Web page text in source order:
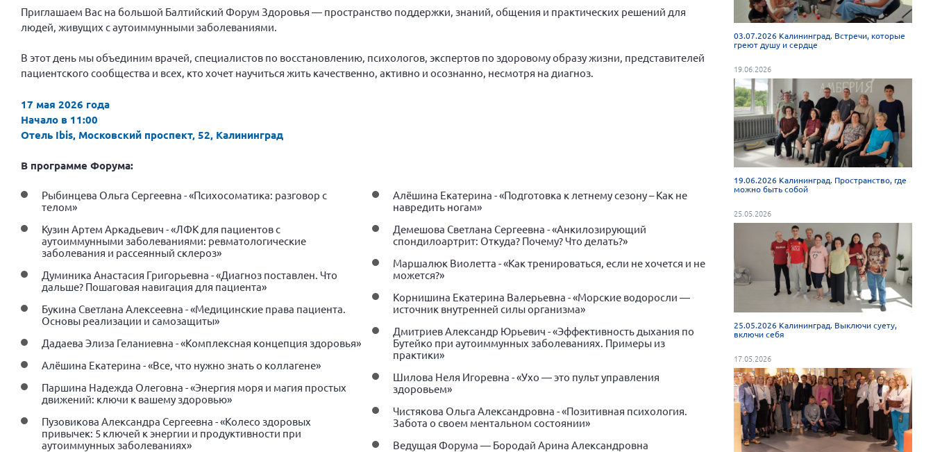
Приглашаем Вас на большой Балтийский Форум Здоровья — пространство поддержки, знаний, общения и практических решений для
людей, живущих с аутоиммунными заболеваниями.
В этот день мы объединим врачей, специалистов по восстановлению, психологов, экспертов по здоровому образу жизни, представителей
пациентского сообщества и всех, кто хочет научиться жить качественно, активно и осознанно, несмотря на диагноз.
17 мая 2026 года
Начало в 11:00
Отель Ibis, Московский проспект, 52, Калининград
В программе Форума:
Рыбинцева Ольга Сергеевна - «Психосоматика: разговор с
телом»
Кузин Артем Аркадьевич - «ЛФК для пациентов с
аутоиммунными заболеваниями: ревматологические
заболевания и рассеянный склероз»
Думиника Анастасия Григорьевна - «Диагноз поставлен. Что
дальше? Пошаговая навигация для пациента»
Букина Светлана Алексеевна - «Медицинские права пациента.
Основы реализации и самозащиты»
Дадаева Элиза Геланиевна - «Комплексная концепция здоровья»
Алёшина Екатерина - «Все, что нужно знать о коллагене»
Паршина Надежда Олеговна - «Энергия моря и магия простых
движений: ключи к вашему здоровью»
Пузовикова Александра Сергеевна - «Колесо здоровых
привычек: 5 ключей к энергии и продуктивности при
аутоиммунных заболеваниях»
Алёшина Екатерина - «Подготовка к летнему сезону – Как не
навредить ногам»
Демешова Светлана Сергеевна - «Анкилозирующий
спондилоартрит: Откуда? Почему? Что делать?»
Маршалюк Виолетта - «Как тренироваться, если не хочется и не
можется?»
Корнишина Екатерина Валерьевна - «Морские водоросли —
источник внутренней силы организма»
Дмитриев Александр Юрьевич - «Эффективность дыхания по
Бутейко при аутоиммунных заболеваниях. Примеры из
практики»
Шилова Неля Игоревна - «Ухо — это пульт управления
здоровьем»
Чистякова Ольга Александровна - «Позитивная психология.
Забота о своем ментальном состоянии»
Ведущая Форума — Бородай Арина Александровна
03.07.2026 Калининград. Встречи, которые
греют душу и сердце
19.06.2026
19.06.2026 Калининград. Пространство, где
можно быть собой
25.05.2026
25.05.2026 Калининград. Выключи суету,
включи себя
17.05.2026